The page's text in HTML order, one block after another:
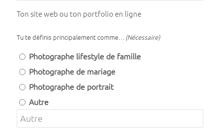
Ton site web ou ton portfolio en ligne
Tu te définis principalement comme… (Nécessaire)
Photographe lifestyle de famille
Photographe de mariage
Photographe de portrait
Autre